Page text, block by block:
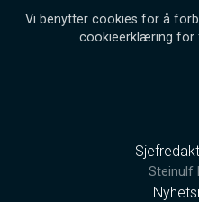
Vi benytter cookies for å
cookieerklæring for
Steinulf